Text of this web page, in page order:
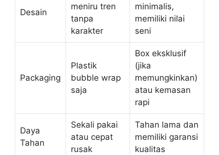
Desain
meniru tren
tanpa
karakter
minimalis,
memiliki nilai
seni
Packaging
Plastik
bubble wrap
saja
Box eksklusif
(jika
memungkinkan)
atau kemasan
rapi
Daya
Tahan
Sekali pakai
atau cepat
rusak
Tahan lama dan
memiliki garansi
kualitas